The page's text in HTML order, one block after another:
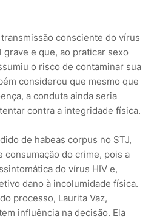
consciente do vírus
e que, ao praticar sexo
o risco de contaminar sua
considerou que mesmo que
a conduta ainda seria
contra a integridade física.
de habeas corpus no STJ,
consumação do crime, pois a
do vírus HIV e,
dano à incolumidade física.
processo, Laurita Vaz,
influência na decisão. Ela